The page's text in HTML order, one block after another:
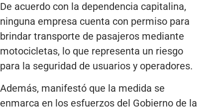
De acuerdo con la dependencia capitalina,
ninguna empresa cuenta con permiso para
brindar transporte de pasajeros mediante
motocicletas, lo que representa un riesgo
para la seguridad de usuarios y operadores.
Además, manifestó que la medida se
enmarca en los esfuerzos del Gobierno de la